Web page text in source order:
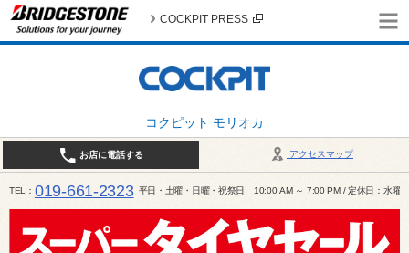
コクピット モリオカ
COCKPIT PRESS
アクセスマップ
お店に電話する
TEL 019-661-2323 平日・土曜・日曜・祝祭日 10:00 AM ～ 7:00 PM / 定休日：水曜